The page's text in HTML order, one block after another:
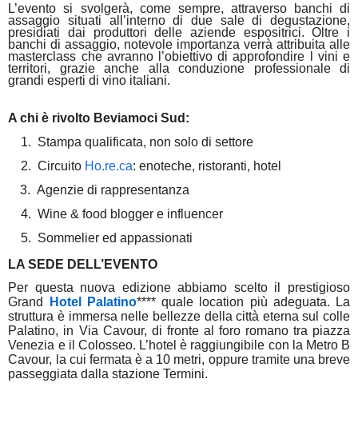
L’evento si svolgerà, come sempre, attraverso banchi di
assaggio situati all’interno di due sale di degustazione,
presidiati dai produttori delle aziende espositrici. Oltre i
banchi di assaggio, notevole importanza verrà attribuita alle
masterclass che avranno l’obiettivo di approfondire l vini e
territori, grazie anche alla conduzione professionale di
grandi esperti di vino italiani.
A chi è rivolto Beviamoci Sud:
1. Stampa qualificata, non solo di settore
2. Circuito Ho.re.ca: enoteche, ristoranti, hotel
3. Agenzie di rappresentanza
4. Wine & food blogger e influencer
5. Sommelier ed appassionati
LA SEDE DELL’EVENTO
Per questa nuova edizione abbiamo scelto il prestigioso
Grand
Hotel Palatino**** quale location più adeguata. La
struttura è immersa nelle bellezze della città eterna sul colle
Palatino, in Via Cavour, di fronte al foro romano tra piazza
Venezia e il Colosseo. L’hotel è raggiungibile con la Metro B
Cavour, la cui fermata è a 10 metri, oppure tramite una breve
passeggiata dalla stazione Termini.